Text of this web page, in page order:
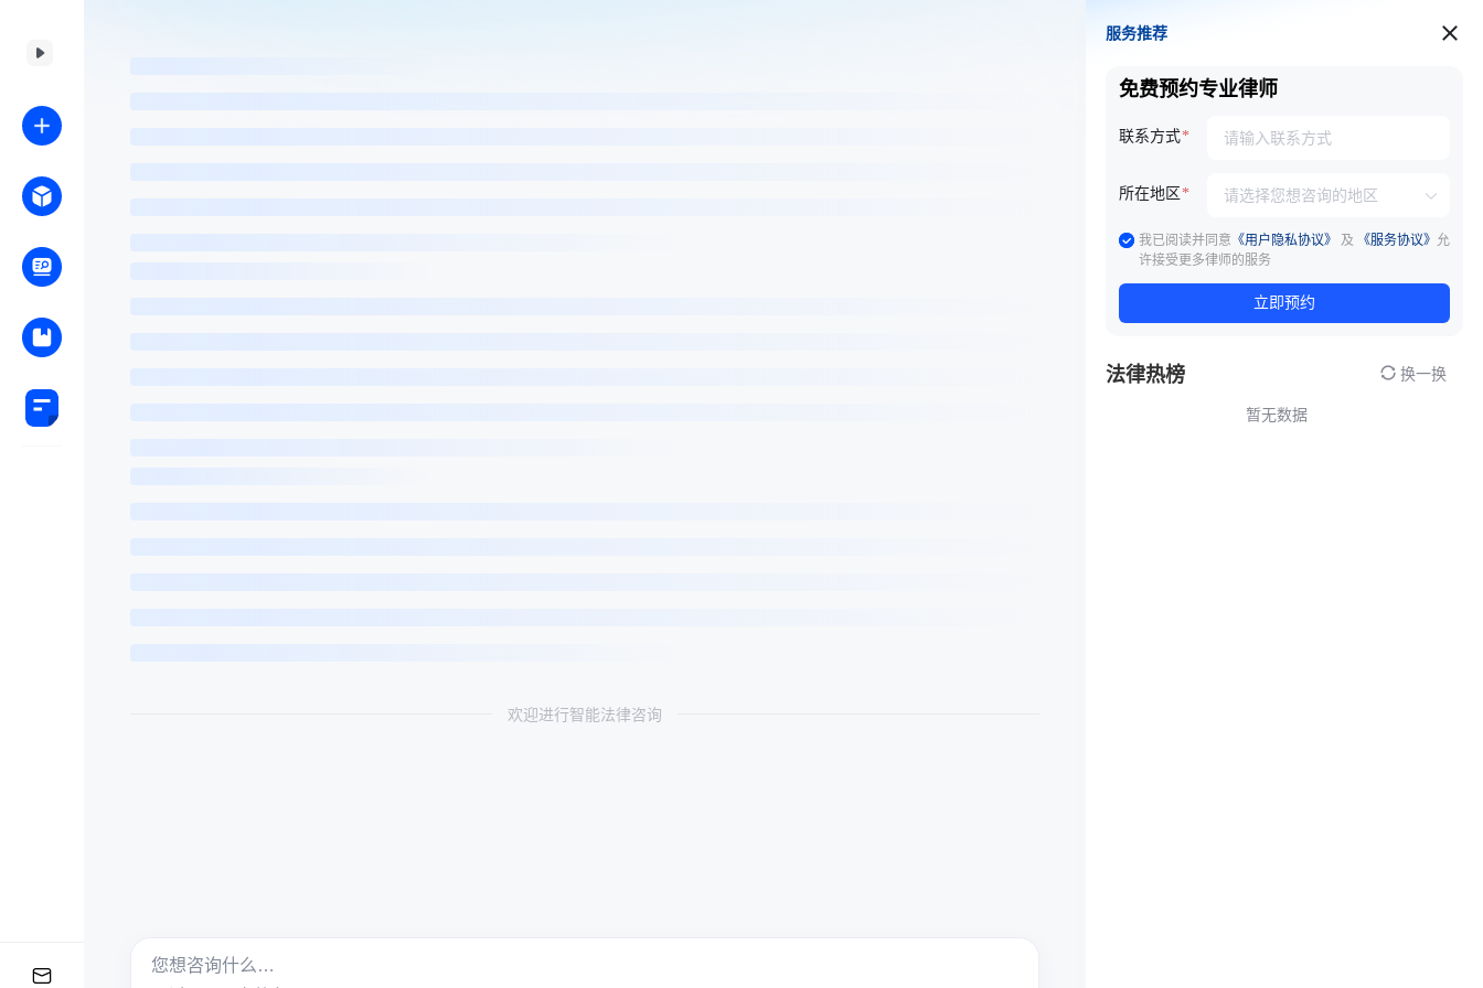
欢迎进行智能法律咨询
服务推荐
服务推荐
免费预约专业律师
联系方式
所在地区
我已阅读并同意 《用户隐私协议》 及 《服务协议》 允
许接受更多律师的服务
立即预约
法律热榜 换一换
暂无数据